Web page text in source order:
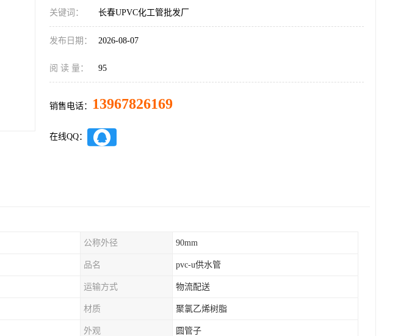
关键词： 长春UPVC化工管批发厂
发布日期： 2026-08-07
阅 读 量： 95
销售电话： 13967826169
在线QQ：
公称外径 90mm
品名 pvc-u供水管
运输方式 物流配送
材质 聚氯乙烯树脂
外观 圆管子